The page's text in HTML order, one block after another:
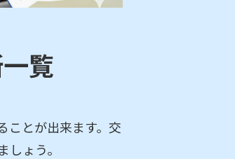
覧
ことが出来ます。交
ょう。